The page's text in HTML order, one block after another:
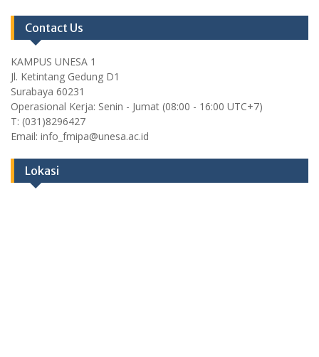
Contact Us
KAMPUS UNESA 1
Jl. Ketintang Gedung D1
Surabaya 60231
Operasional Kerja: Senin - Jumat (08:00 - 16:00 UTC+7)
T: (031)8296427
Email: info_fmipa@unesa.ac.id
Lokasi